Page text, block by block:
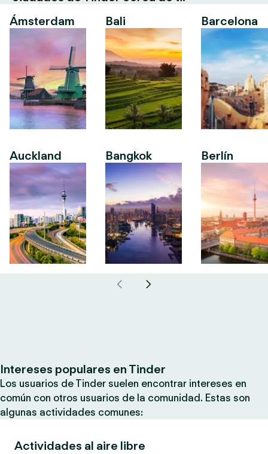
Ámsterdam
Auckland
Bali
Bangkok
Barcelona
Berlín
Intereses populares en Tinder
Los usuarios de Tinder suelen encontrar intereses en
común con otros usuarios de la comunidad. Estas son
algunas actividades comunes:
Actividades al aire libre